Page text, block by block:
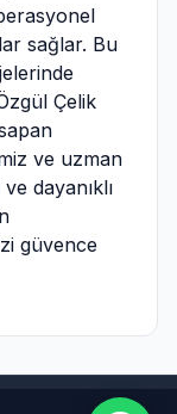
sağlar. Bu
Çelik
ve uzman
dayanıklı
güvence